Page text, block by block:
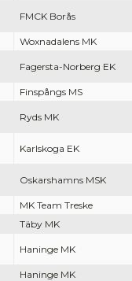
FMCK Borås
Woxnadalens MK
Fagersta-Norberg EK
Finspångs MS
Ryds MK
Karlskoga EK
Oskarshamns MSK
MK Team Treske
Täby MK
Haninge MK
Haninge MK